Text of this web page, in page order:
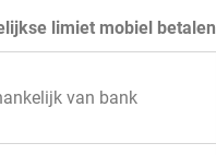
limiet mobiel betalen
van bank